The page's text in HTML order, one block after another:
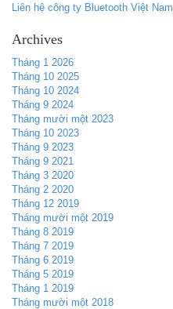
Liên hệ công ty Bluetooth Việt Nam
Archives
Tháng 1 2026
Tháng 10 2025
Tháng 10 2024
Tháng 9 2024
Tháng mười một 2023
Tháng 10 2023
Tháng 9 2023
Tháng 9 2021
Tháng 3 2020
Tháng 2 2020
Tháng 12 2019
Tháng mười một 2019
Tháng 8 2019
Tháng 7 2019
Tháng 6 2019
Tháng 5 2019
Tháng 1 2019
Tháng mười một 2018